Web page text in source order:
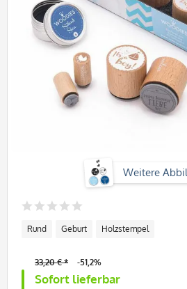
Weitere
Rund Geburt Holzstempel
Sofort lieferbar
33,20 € * -51,2%